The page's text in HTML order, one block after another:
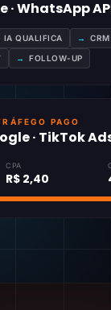
· WhatsApp
IA QUALIFICA →
→ FOLLOW-UP
PAGO
· TikTok
CPA
R$ 2,40